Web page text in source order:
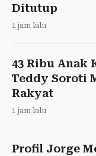
Ditutup
1 jam lalu
43 Ribu Anak
Teddy Soroti
Rakyat
1 jam lalu
Profil Jorge